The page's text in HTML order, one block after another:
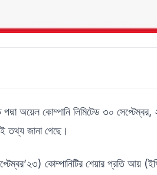
অয়েল কোম্পানি লিমিটেড ৩০
তথ্য জানা গেছে।
কোম্পানিটির শেয়ার প্রতি আয়